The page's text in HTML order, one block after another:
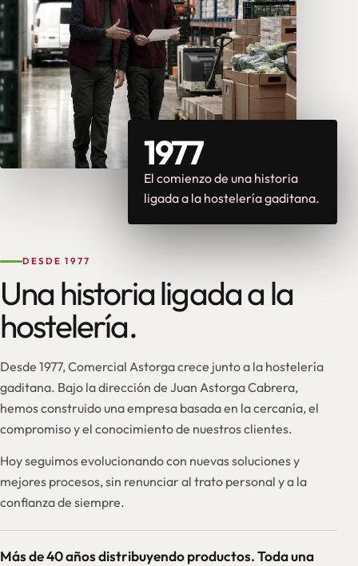
1977
El comienzo de una historia
ligada a la hostelería gaditana.
DESDE 1977
Una historia ligada a la
hostelería.
Desde 1977, Comercial Astorga crece junto a la hostelería
gaditana. Bajo la dirección de Juan Astorga Cabrera,
hemos construido una empresa basada en la cercanía, el
compromiso y el conocimiento de nuestros clientes.
Hoy seguimos evolucionando con nuevas soluciones y
mejores procesos, sin renunciar al trato personal y a la
confianza de siempre.
Más de 40 años distribuyendo productos. Toda una